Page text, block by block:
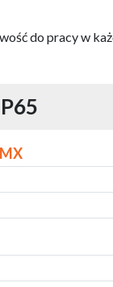
do pracy w